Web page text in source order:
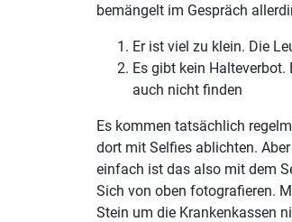
bemängelt im Gespräch
Er ist viel zu klein. Die
Es gibt kein
auch nicht finden
Es kommen tatsächlich
dort mit Selfies ablichten.
einfach ist das also mit dem
Sich von oben fotografieren.
Stein um die Krankenkassen